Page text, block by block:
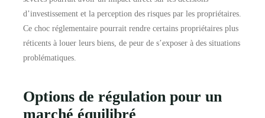
d’investissement et la perception des risques par les propriétaires.
Ce choc réglementaire pourrait rendre certains propriétaires plus
réticents à louer leurs biens, de peur de s’exposer à des situations
problématiques.
Options de régulation pour un
marché équilibré